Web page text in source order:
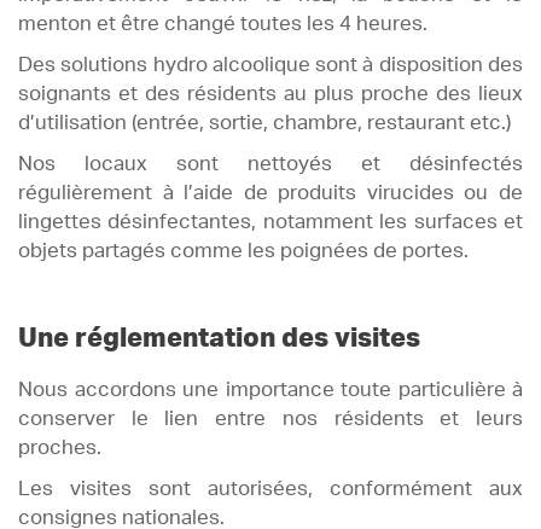
menton et être changé toutes les 4 heures.
Des solutions hydro alcoolique sont à disposition des
soignants et des résidents au plus proche des lieux
d’utilisation (entrée, sortie, chambre, restaurant etc.)
Nos locaux sont nettoyés et désinfectés
régulièrement à l’aide de produits virucides ou de
lingettes désinfectantes, notamment les surfaces et
objets partagés comme les poignées de portes.
Une réglementation des visites
Nous accordons une importance toute particulière à
conserver le lien entre nos résidents et leurs
proches.
Les visites sont autorisées, conformément aux
consignes nationales.